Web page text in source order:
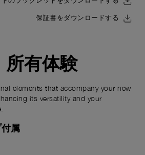
保証書をダウンロードする
所有体験
elements that accompany your new
its versatility and your
属